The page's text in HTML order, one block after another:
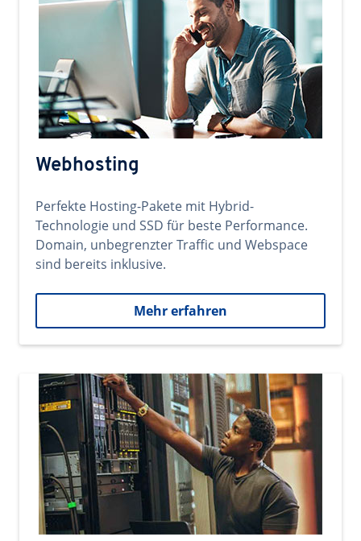
Webhosting
Perfekte Hosting-Pakete mit Hybrid-
Technologie und SSD für beste Performance.
Domain, unbegrenzter Traffic und Webspace
sind bereits inklusive.
Mehr erfahren